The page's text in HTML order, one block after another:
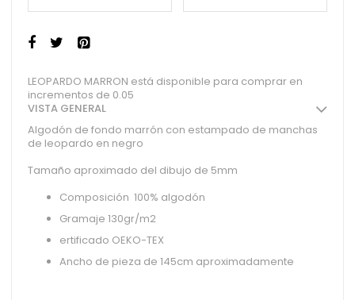
LEOPARDO MARRON está disponible para comprar en
incrementos de 0.05
VISTA GENERAL
Algodón de fondo marrón con estampado de manchas
de leopardo en negro
Tamaño aproximado del dibujo de 5mm
Composición 100% algodón
Gramaje 130gr/m2
ertificado OEKO-TEX
Ancho de pieza de 145cm aproximadamente